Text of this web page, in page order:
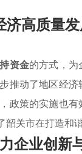
高质量
资金的方式，为
推动了地区经
政策的实施也
关市在打造和
企业创新